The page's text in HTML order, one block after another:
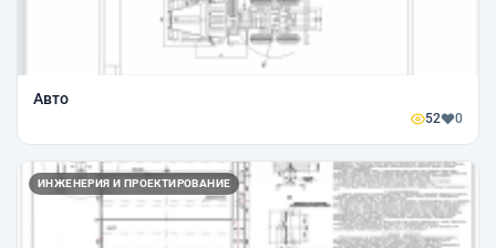
Авто
52 0
ИНЖЕНЕРИЯ И ПРОЕКТИРОВАНИЕ